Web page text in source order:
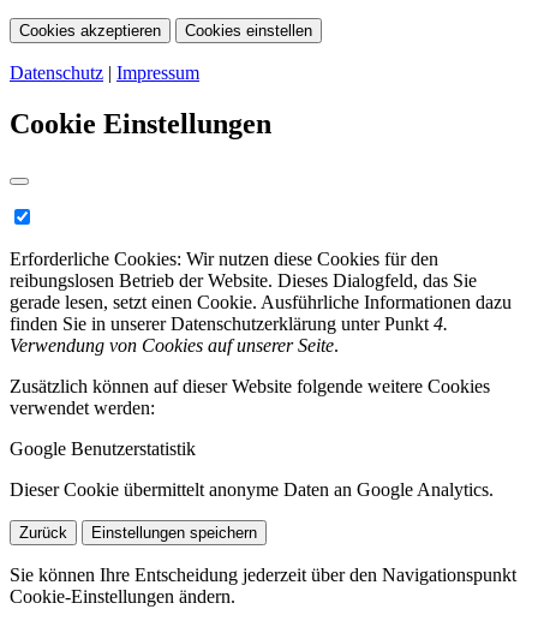
Cookies akzeptieren Cookies einstellen
Datenschutz | Impressum
Cookie Einstellungen
Erforderliche Cookies: Wir nutzen diese Cookies für den
reibungslosen Betrieb der Website. Dieses Dialogfeld, das Sie
gerade lesen, setzt einen Cookie. Ausführliche Informationen dazu
finden Sie in unserer Datenschutzerklärung unter Punkt 4.
Verwendung von Cookies auf unserer Seite.
Zusätzlich können auf dieser Website folgende weitere Cookies
verwendet werden:
Google Benutzerstatistik
Dieser Cookie übermittelt anonyme Daten an Google Analytics.
Zurück Einstellungen speichern
Sie können Ihre Entscheidung jederzeit über den Navigationspunkt
Cookie-Einstellungen ändern.